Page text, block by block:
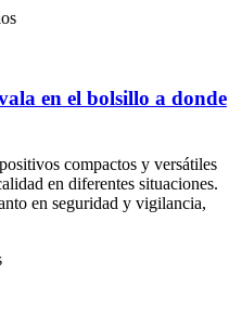
en el bolsillo a donde
compactos y versátiles
en diferentes situaciones.
en seguridad y vigilancia,